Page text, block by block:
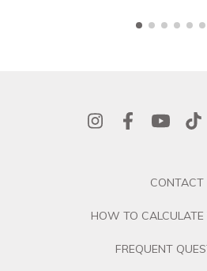
CONTACT
HOW TO CALCULATE
FREQUENT